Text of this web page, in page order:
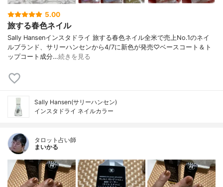
5.00
旅する春色ネイル
Sally Hansenインスタドライ 旅する春色ネイル全米で売上No.1のネイ
ルブランド、サリーハンセンから4/7に新色が発売♡ベースコート＆ト
ップコート成分…続きを見る
Sally Hansen(サリーハンセン)
インスタドライ ネイルカラー
タロット占い師
まいかる